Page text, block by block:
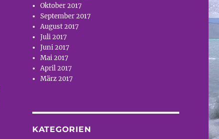
Oktober 2017
September 2017
August 2017
Juli 2017
Juni 2017
Mai 2017
April 2017
März 2017
KATEGORIEN